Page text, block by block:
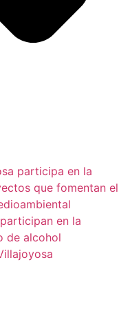
participa en la
que fomentan el
en la
de alcohol